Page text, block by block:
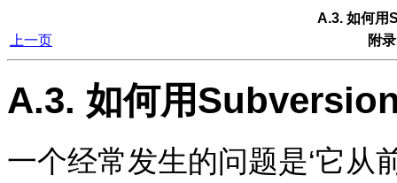
A.3. 如何用
上一页
附
A.3. 如何用
一个经常发生的问题是‘它从